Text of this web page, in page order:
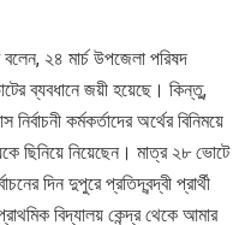
বলেন, ২৪ মার্চ উপজেলা পরিষদ
ব্যবধানে জয়ী হয়েছে। কিন্তু,
কর্মকর্তাদের অর্থের বিনিময়ে
ছিনিয়ে নিয়েছেন। মাত্র ২৮ ভোটে
দিন দুপুরে প্রতিদ্বন্দ্বী প্রার্থী
বিদ্যালয় কেন্দ্র থেকে আমার